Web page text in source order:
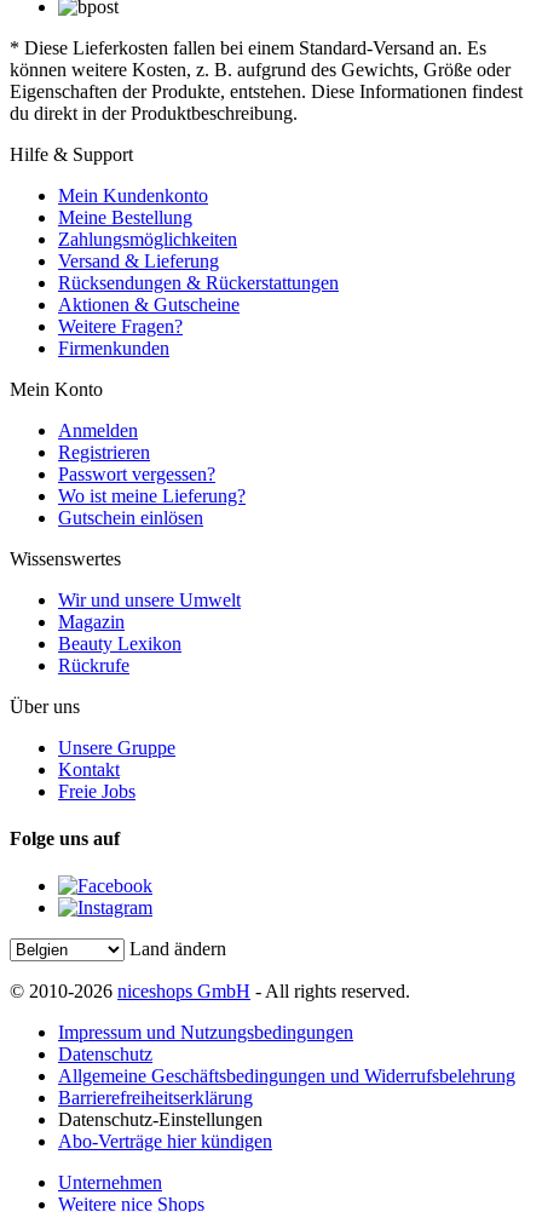
* Diese Lieferkosten fallen bei einem Standard-Versand an. Es
können weitere Kosten, z. B. aufgrund des Gewichts, Größe oder
Eigenschaften der Produkte, entstehen. Diese Informationen findest
du direkt in der Produktbeschreibung.
Hilfe & Support
Mein Kundenkonto
Meine Bestellung
Zahlungsmöglichkeiten
Versand & Lieferung
Rücksendungen & Rückerstattungen
Aktionen & Gutscheine
Weitere Fragen?
Firmenkunden
Mein Konto
Anmelden
Registrieren
Passwort vergessen?
Wo ist meine Lieferung?
Gutschein einlösen
Wissenswertes
Wir und unsere Umwelt
Magazin
Beauty Lexikon
Rückrufe
Über uns
Unsere Gruppe
Kontakt
Freie Jobs
Folge uns auf
Land ändern
© 2010-2026 niceshops GmbH - All rights reserved.
Impressum und Nutzungsbedingungen
Datenschutz
Allgemeine Geschäftsbedingungen und Widerrufsbelehrung
Barrierefreiheitserklärung
Datenschutz-Einstellungen
Abo-Verträge hier kündigen
Unternehmen
Weitere nice Shops